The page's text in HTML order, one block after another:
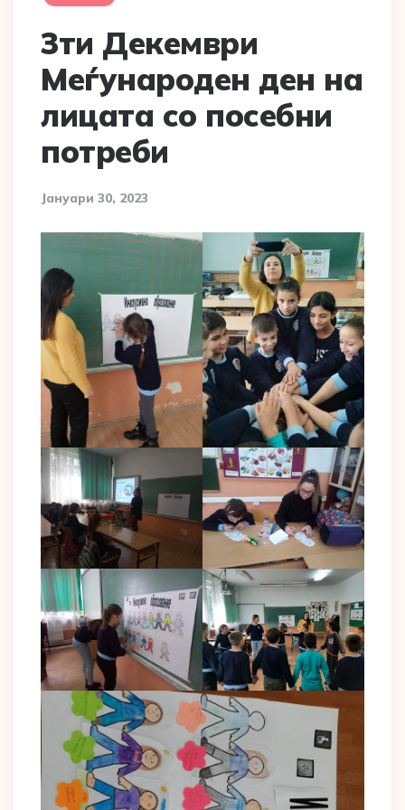
3ти Декември
Меѓународен ден на
лицата со посебни
потреби
Јануари 30, 2023